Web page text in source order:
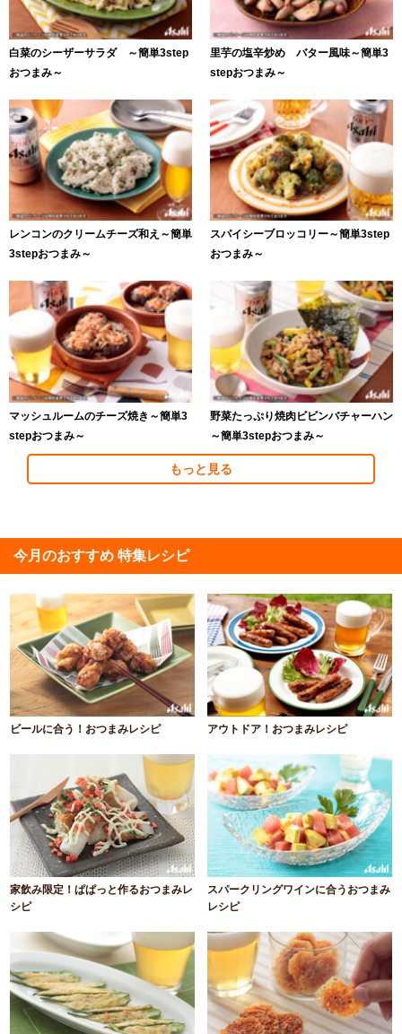
白菜のシーザーサラダ ～簡単3step
おつまみ～
里芋の塩辛炒め バター風味～簡単3
stepおつまみ～
レンコンのクリームチーズ和え～簡単
3stepおつまみ～
スパイシーブロッコリー～簡単3step
おつまみ～
マッシュルームのチーズ焼き～簡単3
stepおつまみ～
野菜たっぷり焼肉ビビンバチャーハン
～簡単3stepおつまみ～
もっと見る
今月のおすすめ 特集レシピ
ビールに合う！おつまみレシピ アウトドア！おつまみレシピ
家飲み限定！ぱぱっと作るおつまみレ
シピ
スパークリングワインに合うおつまみ
レシピ